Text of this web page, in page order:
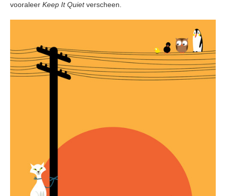
vooraleer Keep It Quietverscheen.